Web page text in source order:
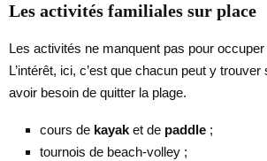
Les activités familiales sur place
Les activités ne manquent pas pour
L’intérêt, ici, c’est que chacun peut y
avoir besoin de quitter la plage.
cours de kayak et de paddle ;
tournois de beach-volley ;